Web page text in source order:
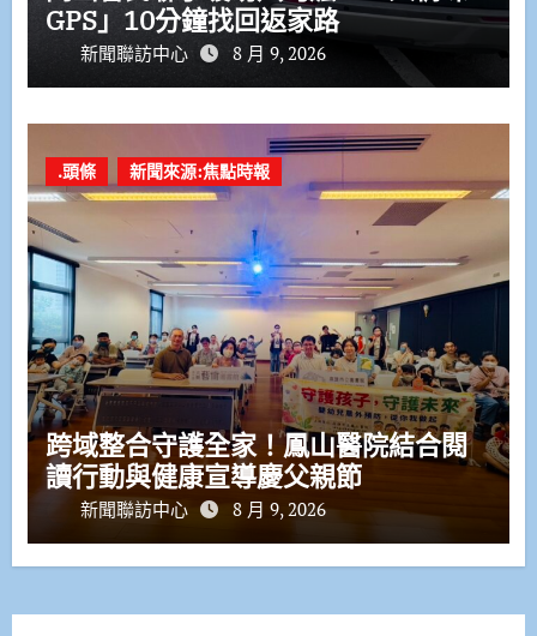
GPS」10分鐘找回返家路
新聞聯訪中心 8 月 9, 2026
.頭條 新聞來源:焦點時報
跨域整合守護全家！鳳山醫院結合閱
讀行動與健康宣導慶父親節
新聞聯訪中心 8 月 9, 2026